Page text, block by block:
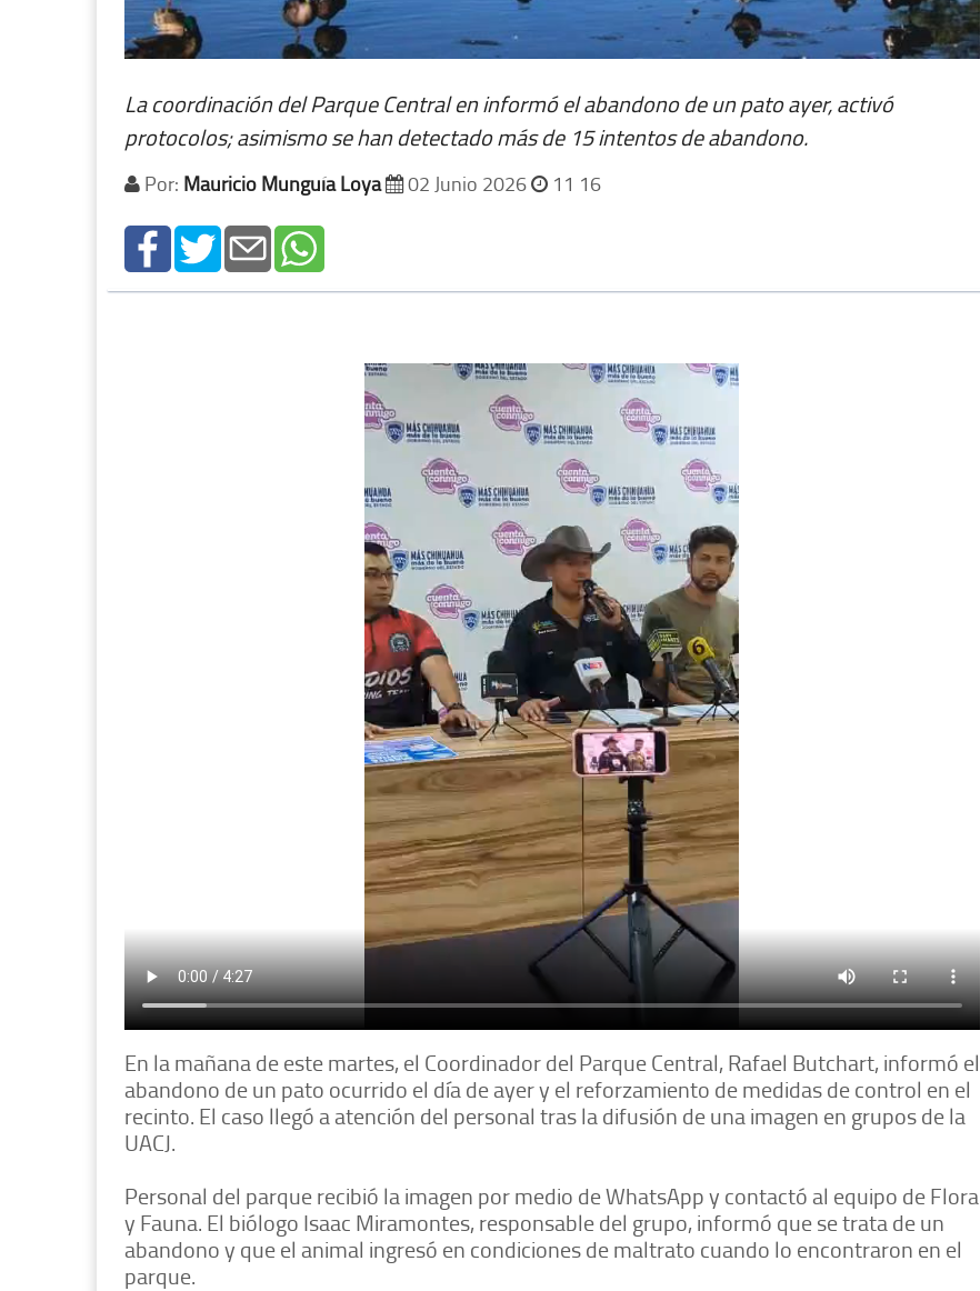
La coordinación del Parque Central en informó el abandono de un pato ayer, activó
protocolos; asimismo se han detectado más de 15 intentos de abandono.
Por: Mauricio Munguía Loya 02 Junio 2026 11 16
En la mañana de este martes, el Coordinador del Parque Central, Rafael Butchart, informó el
abandono de un pato ocurrido el día de ayer y el reforzamiento de medidas de control en el
recinto. El caso llegó a atención del personal tras la difusión de una imagen en grupos de la
UACJ.
Personal del parque recibió la imagen por medio de WhatsApp y contactó al equipo de Flora
y Fauna. El biólogo Isaac Miramontes, responsable del grupo, informó que se trata de un
abandono y que el animal ingresó en condiciones de maltrato cuando lo encontraron en el
parque.